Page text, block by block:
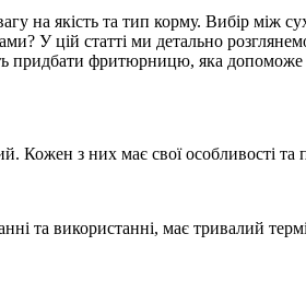
на якість та тип корму. Вибір
У цій статті ми детально
придбати фритюрницю, яка допоможе
Кожен з них має свої особливості та
використанні, має тривалий